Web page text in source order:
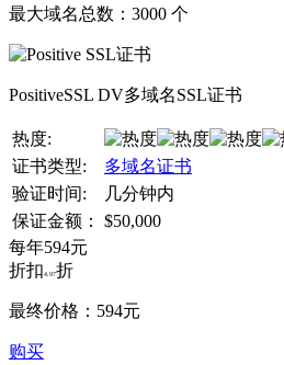
最大域名总数： 3000 个
PositiveSSL DV多域名SSL证书
热度:
证书类型:
多域名证书
验证时间:
几分钟内
保证金额：
$50,000
每年594元
折扣4.97折
最终价格： 594元
购买